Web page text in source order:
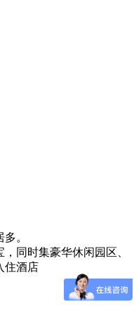
。
同时集豪华休闲园区、
住酒店